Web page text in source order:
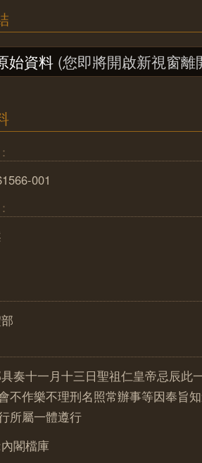
始資料 (您即將開啟新視窗離
001
奏十一月十三日聖祖仁皇帝忌辰此
不作樂不理刑名照常辦事等因奉旨
所屬一體遵行
閣檔庫